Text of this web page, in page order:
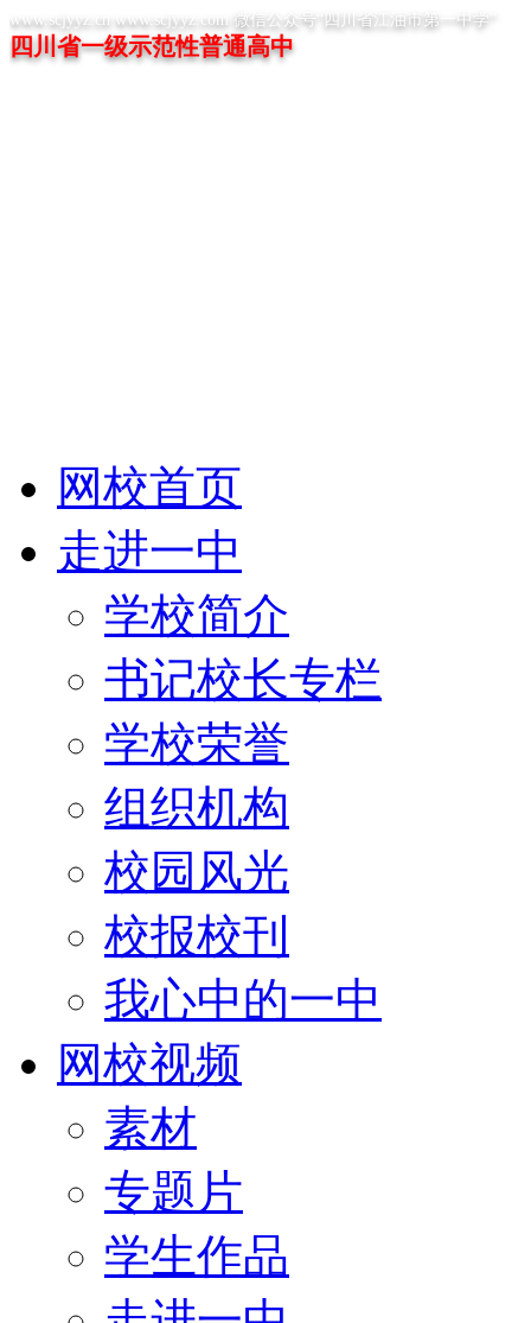
www.scjyyz.cn www.scjyyz.com 微信公众号“四川省江油市第一中学”
四川省一级示范性普通高中
网校首页
走进一中
学校简介
书记校长专栏
学校荣誉
组织机构
校园风光
校报校刊
我心中的一中
网校视频
素材
专题片
学生作品